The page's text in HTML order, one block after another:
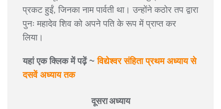
प्रकट हुईं, जिनका नाम पार्वती था। उन्होंने कठोर तप द्वारा
पुनः महादेव शिव को अपने पति के रूप में प्राप्त कर
लिया।
यहां एक क्लिक में पढ़ें ~विद्येश्वर संहिता प्रथम अध्याय से
दसवें अध्याय तक
दूसरा अध्याय